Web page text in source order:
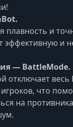
плавность и
эффективную и
— BattleMode.
отключает весь
что
на